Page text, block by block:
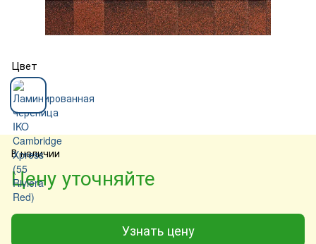
Цвет
В наличии
Цену уточняйте
Узнать цену